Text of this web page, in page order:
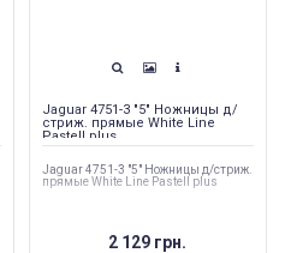
Jaguar 4751-3 "5" Ножницы д/
стриж. прямые White Line
Pastell plus
Jaguar 4751-3 "5" Ножницы д/стриж.
прямые White Line Pastell plus
2 129 грн.